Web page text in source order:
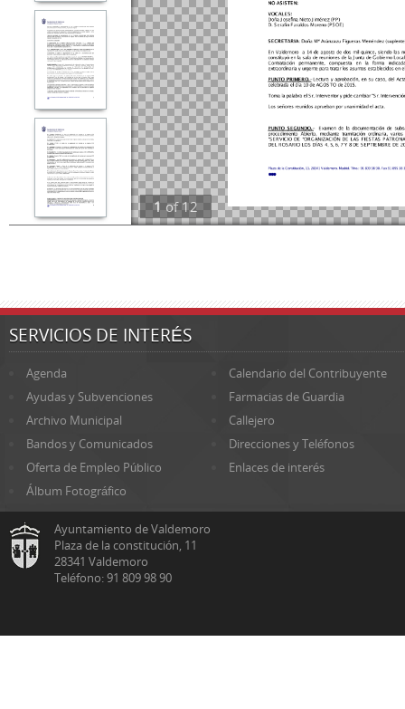
1 of 12
SERVICIOS DE INTERÉS
Agenda
Calendario del Contribuyente
Ayudas y Subvenciones
Farmacias de Guardia
Archivo Municipal
Callejero
Bandos y Comunicados
Direcciones y Teléfonos
Oferta de Empleo Público
Enlaces de interés
Álbum Fotográfico
Ayuntamiento de Valdemoro
Plaza de la constitución, 11
28341 Valdemoro
Teléfono: 91 809 98 90